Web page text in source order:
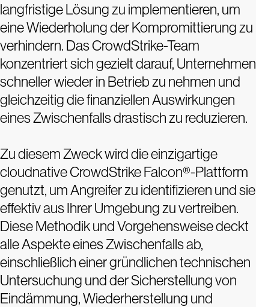
langfristige Lösung zu implementieren, um
eine Wiederholung der Kompromittierung zu
verhindern. Das CrowdStrike-Team
konzentriert sich gezielt darauf, Unternehmen
schneller wieder in Betrieb zu nehmen und
gleichzeitig die finanziellen Auswirkungen
eines Zwischenfalls drastisch zu reduzieren.
Zu diesem Zweck wird die einzigartige
cloudnative CrowdStrike Falcon®-Plattform
genutzt, um Angreifer zu identifizieren und sie
effektiv aus Ihrer Umgebung zu vertreiben.
Diese Methodik und Vorgehensweise deckt
alle Aspekte eines Zwischenfalls ab,
einschließlich einer gründlichen technischen
Untersuchung und der Sicherstellung von
Eindämmung, Wiederherstellung und